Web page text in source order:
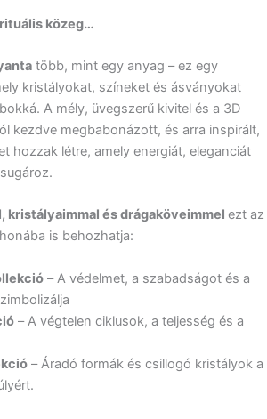
közeg…
több, mint egy anyag – ez egy
kristályokat, színeket és ásványokat
A mély, üvegszerű kivitel és a 3D
kezdve megbabonázott, és arra inspirált,
hozzak létre, amely energiát, eleganciát
kristályaimmal és drágaköveimmel ezt az
is behozhatja:
– A védelmet, a szabadságot és a
– A végtelen ciklusok, a teljesség és a
– Áradó formák és csillogó kristályok a